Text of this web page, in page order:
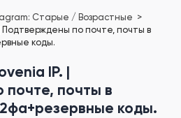
Старые / Возрастные
Подтверждены по почте, почты в
коды.
IP. |
почты в
коды.